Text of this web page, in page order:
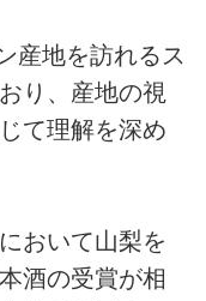
産地を訪れるス
り、産地の視
て理解を深め
おいて山梨を
酒の受賞が相